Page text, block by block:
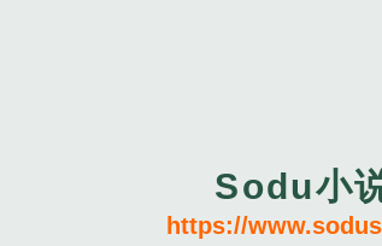
Sodu小
https://